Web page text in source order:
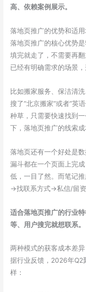
高、依赖案例展示。
落地页推广的优势和适
落地页推广的核心优势
填完就走了，不需要再
已经有明确需求的场景，
比如搬家服务、保洁清
搜了”北京搬家”或者”英
种草，只需要快速找到
下，落地页推广的线索
落地页还有一个好处是
漏斗都在一个页面上完
低，一目了然。而笔记
→找联系方式→私信/留资
适合落地页推广的行业
等、用户搜完就想联系。
两种模式的获客成本差异
据行业反馈，2026年Q2
样：